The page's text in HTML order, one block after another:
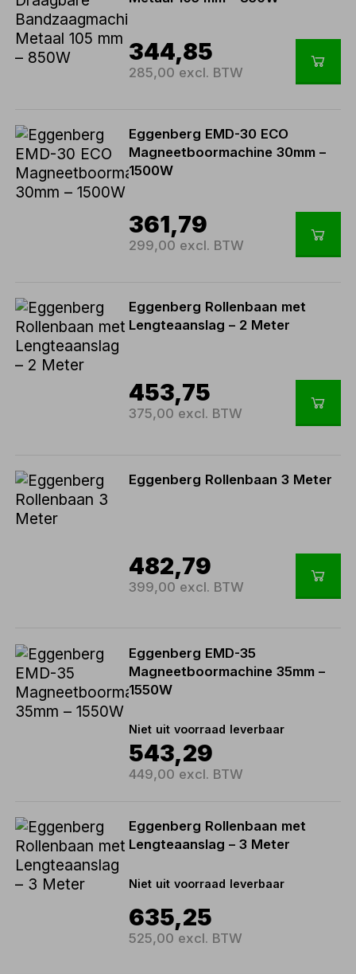
344,85
285,00 excl. BTW
Eggenberg EMD-30 ECO
Magneetboormachine 30mm –
1500W
361,79
299,00 excl. BTW
Eggenberg Rollenbaan met
Lengteaanslag – 2 Meter
453,75
375,00 excl. BTW
Eggenberg Rollenbaan 3 Meter
482,79
399,00 excl. BTW
Eggenberg EMD-35
Magneetboormachine 35mm –
1550W
Niet uit voorraad leverbaar
543,29
449,00 excl. BTW
Eggenberg Rollenbaan met
Lengteaanslag – 3 Meter
Niet uit voorraad leverbaar
635,25
525,00 excl. BTW